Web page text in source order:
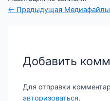
← Предыдущая Медиафайлы
Добавить
Для отправки
авторизоваться.